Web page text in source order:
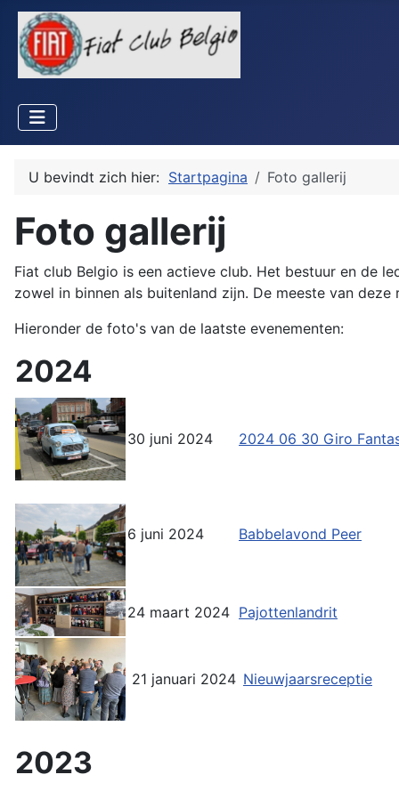
U bevindt zich hier: Startpagina Foto gallerij
Foto gallerij
Fiat club Belgio is een actieve club. Het bestuur en de
zowel in binnen als buitenland zijn. De meeste van
Hieronder de foto's van de laatste evenementen:
2024
30 juni 2024 2024 06 30 Giro
6 juni 2024 Babbelavond Peer
24 maart 2024 Pajottenlandrit
21 januari 2024 Nieuwjaarsreceptie
2023